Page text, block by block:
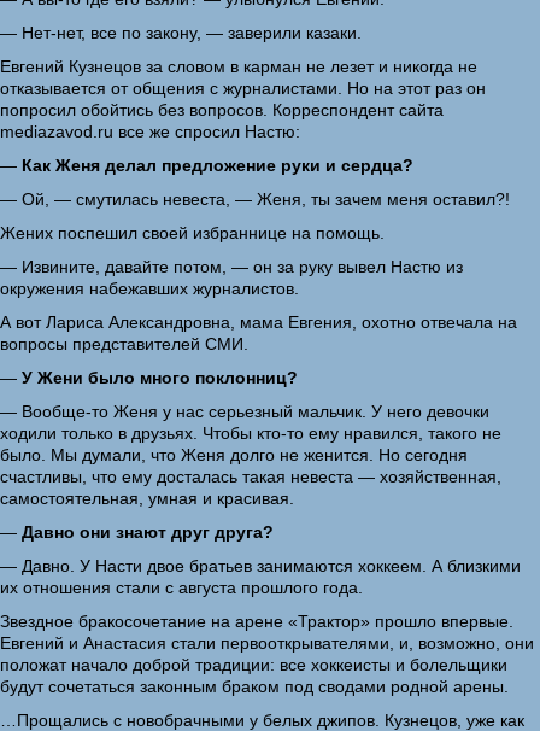
— Нет-нет, все по закону, — заверили казаки.
Евгений Кузнецов за словом в карман не лезет и никогда не
отказывается от общения с журналистами. Но на этот раз он
попросил обойтись без вопросов. Корреспондент сайта
mediazavod.ru все же спросил Настю:
— Как Женя делал предложение руки и сердца?
— Ой, — смутилась невеста, — Женя, ты зачем меня оставил?!
Жених поспешил своей избраннице на помощь.
— Извините, давайте потом, — он за руку вывел Настю из
окружения набежавших журналистов.
А вот Лариса Александровна, мама Евгения, охотно отвечала на
вопросы представителей СМИ.
— У Жени было много поклонниц?
— Вообще-то Женя у нас серьезный мальчик. У него девочки
ходили только в друзьях. Чтобы кто-то ему нравился, такого не
было. Мы думали, что Женя долго не женится. Но сегодня
счастливы, что ему досталась такая невеста — хозяйственная,
самостоятельная, умная и красивая.
— Давно они знают друг друга?
— Давно. У Насти двое братьев занимаются хоккеем. А близкими
их отношения стали с августа прошлого года.
Звездное бракосочетание на арене «Трактор» прошло впервые.
Евгений и Анастасия стали первооткрывателями, и, возможно, они
положат начало доброй традиции: все хоккеисты и болельщики
будут сочетаться законным браком под сводами родной арены.
…Прощались с новобрачными у белых джипов. Кузнецов, уже как